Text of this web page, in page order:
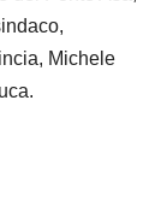
Michele